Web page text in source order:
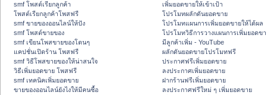
smf โพสต์เรียกลูกค้า
โพสต์เรียกลูกค้าโพสฟรี
smf ขายของออนไลน์ให้ปัง
smf โพสต์ขายของ
smf เขียนโพสขายของโดนๆ
แคปชั่นเปิดร้าน โพสฟรี
smf วิธีโพสขายของให้น่าสนใจ
วิธีเพิ่มยอดขาย โพสฟรี
smf เทคนิคเพิ่มยอดขาย
ขายของออนไลน์ยังไงให้มีคนซื้อ
เพิ่มยอดขายให้เข้าเป้า
โปรโมทผลักดันยอดขาย
โปรโมทแผนการเพิ่มยอดขายให้ได้ผล
โปรโมทวิธีการวางแผนการเพิ่มยอดข
มีลูกค้าเพิ่ม - YouTube
ผลักดันยอดขายโปรโมทฟรี
ประกาศฟรีเพิ่มยอดขาย
ลงประกาศเพิ่มยอดขาย
ฝากร้านฟรีเพิ่มยอดขาย
ลงประกาศฟรีใหม่ ๆ เพิ่มยอดขาย